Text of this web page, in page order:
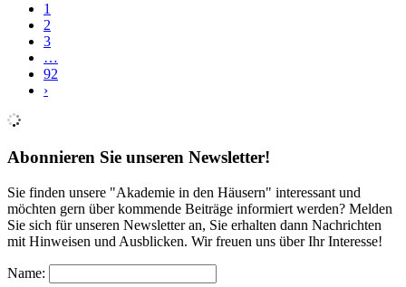
1
2
3
…
92
›
Abonnieren Sie unseren Newsletter!
Sie finden unsere "Akademie in den Häusern" interessant und
möchten gern über kommende Beiträge informiert werden? Melden
Sie sich für unseren Newsletter an, Sie erhalten dann Nachrichten
mit Hinweisen und Ausblicken. Wir freuen uns über Ihr Interesse!
Name: